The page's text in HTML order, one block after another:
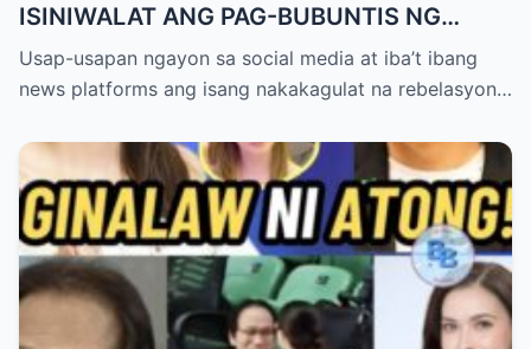
ISINIWALAT ANG PAG-BUBUNTIS NG
KANYANG ANAK KAY ATONG ANG!
Usap-usapan ngayon sa social media at iba’t ibang
news platforms ang isang nakakagulat na rebelasyon…